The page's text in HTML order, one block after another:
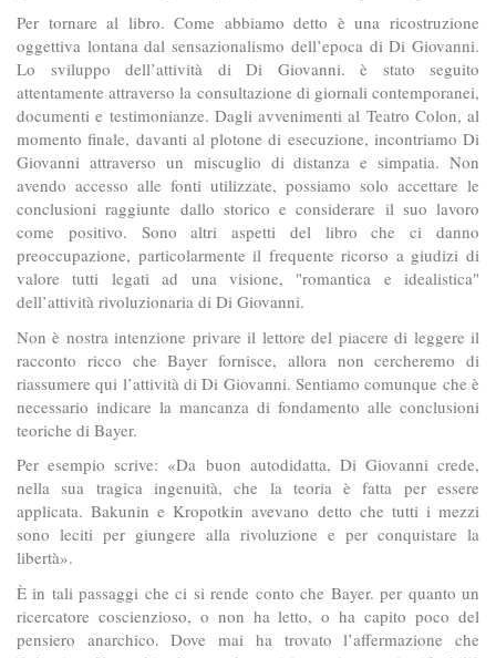
Per tornare al libro. Come abbiamo detto è una ricostruzione
oggettiva lontana dal sensazionalismo dell’epoca di Di Giovanni.
Lo sviluppo dell’attività di Di Giovanni. è stato seguito
attentamente attraverso la consultazione di giornali contemporanei,
documenti e testimonianze. Dagli avvenimenti al Teatro Colon, al
momento finale, davanti al plotone di esecuzione, incontriamo Di
Giovanni attraverso un miscuglio di distanza e simpatia. Non
avendo accesso alle fonti utilizzate, possiamo solo accettare le
conclusioni raggiunte dallo storico e considerare il suo lavoro
come positivo. Sono altri aspetti del libro che ci danno
preoccupazione, particolarmente il frequente ricorso a giudizi di
valore tutti legati ad una visione, "romantica e idealistica"
dell’attività rivoluzionaria di Di Giovanni.
Non è nostra intenzione privare il lettore del piacere di leggere il
racconto ricco che Bayer fornisce, allora non cercheremo di
riassumere qui l’attività di Di Giovanni. Sentiamo comunque che è
necessario indicare la mancanza di fondamento alle conclusioni
teoriche di Bayer.
Per esempio scrive: «Da buon autodidatta, Di Giovanni crede,
nella sua tragica ingenuità, che la teoria è fatta per essere
applicata. Bakunin e Kropotkin avevano detto che tutti i mezzi
sono leciti per giungere alla rivoluzione e per conquistare la
libertà».
È in tali passaggi che ci si rende conto che Bayer. per quanto un
ricercatore coscienzioso, o non ha letto, o ha capito poco del
pensiero anarchico. Dove mai ha trovato l’affermazione che